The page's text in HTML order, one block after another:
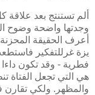
ألم تستنتج بعد
وجدتها واضحة وضوح
أعرف الحقيقة
للتفكير غر يزة
فطرية - وقد تكون داءا
هي التي تجعل الفتاة
والمظهر. ولكي تقارن